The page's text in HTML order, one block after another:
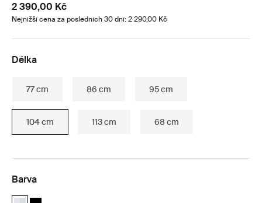
2 390,00 Kč
Nejnižší cena za posledních 30 dní: 2 290,00 Kč
Délka
77 cm 86 cm 95 cm
104 cm 113 cm 68 cm
Barva
Thule WingBar Edge 104 Hliník (selected)
Thule WingBar Edge 104 Černá